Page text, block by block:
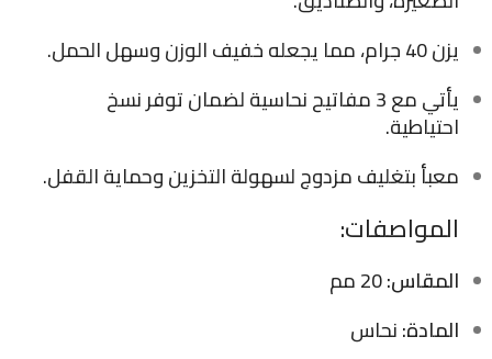
يزن 40 جرام، مما يجعله خفيف الوزن وسهل الحمل.
يأتي مع 3 مفاتيح نحاسية لضمان توفر نسخ
احتياطية.
معبأ بتغليف مزدوج لسهولة التخزين وحماية القفل.
المواصفات:
المقاس:
المادة:نحاس